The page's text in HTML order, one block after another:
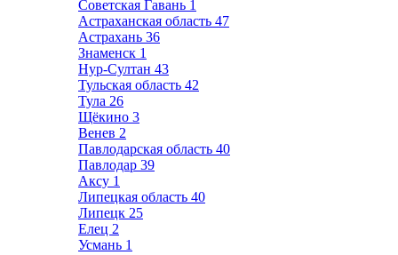
Советская Гавань 1
Астраханская область 47
Астрахань 36
Знаменск 1
Нур-Султан 43
Тульская область 42
Тула 26
Щёкино 3
Венев 2
Павлодарская область 40
Павлодар 39
Аксу 1
Липецкая область 40
Липецк 25
Елец 2
Усмань 1